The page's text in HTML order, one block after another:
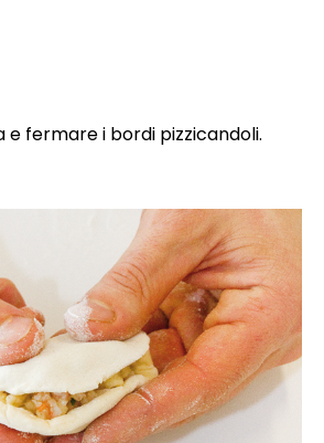
e fermare i bordi pizzicandoli.